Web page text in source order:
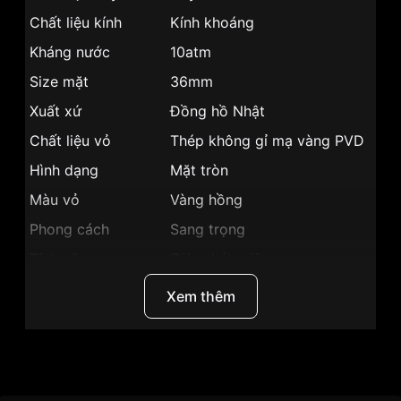
Chất liệu kính
Kính khoáng
Kháng nước
10atm
Size mặt
36mm
Xuất xứ
Đồng hồ Nhật
Chất liệu vỏ
Thép không gỉ mạ vàng PVD
Hình dạng
Mặt tròn
Màu vỏ
Vàng hồng
Phong cách
Sang trọng
8.9mm
Caro trắng xám
Xem thêm